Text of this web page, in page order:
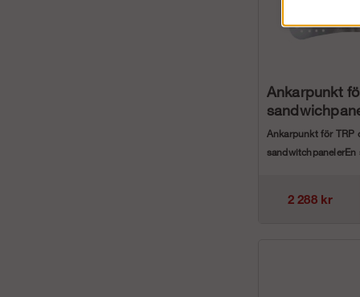
Ankarpunkt
Ankarpunkt för TRP
sandwitchpanelerEn
2 288 kr